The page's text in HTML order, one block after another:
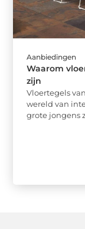
Aanbiedingen
Waarom
zijn
Vloertegels
wereld van
grote jongens